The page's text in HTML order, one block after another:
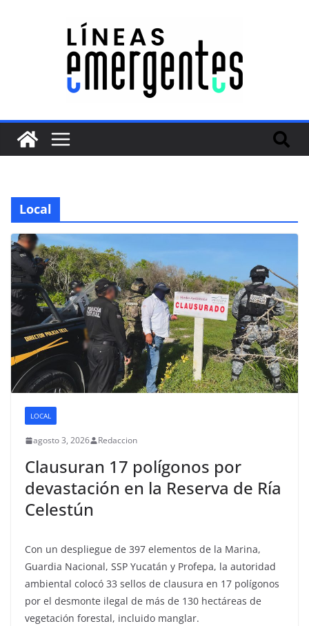
Local
LOCAL
agosto 3, 2026 Redaccion
Clausuran 17 polígonos por
devastación en la Reserva de Ría
Celestún
Con un despliegue de 397 elementos de la Marina,
Guardia Nacional, SSP Yucatán y Profepa, la autoridad
ambiental colocó 33 sellos de clausura en 17 polígonos
por el desmonte ilegal de más de 130 hectáreas de
vegetación forestal, incluido manglar.